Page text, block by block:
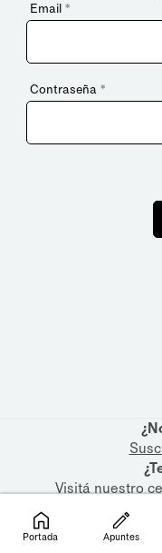
Email *
Contraseña *
Visitá nuestro
Portada Apuntes